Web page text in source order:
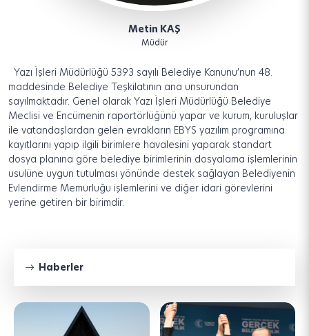
Metin KAŞ
Müdür
Yazı İşleri Müdürlüğü 5393 sayılı Belediye Kanunu’nun 48.
maddesinde Belediye Teşkilatının ana unsurundan
sayılmaktadır. Genel olarak Yazı İşleri Müdürlüğü Belediye
Meclisi ve Encümenin raportörlüğünü yapar ve kurum, kuruluşlar
ile vatandaşlardan gelen evrakların EBYS yazılım programına
kayıtlarını yapıp ilgili birimlere havalesini yaparak standart
dosya planına göre belediye birimlerinin dosyalama işlemlerinin
usulüne uygun tutulması yönünde destek sağlayan Belediyenin
Evlendirme Memurluğu işlemlerini ve diğer idari görevlerini
yerine getiren bir birimdir.
Haberler